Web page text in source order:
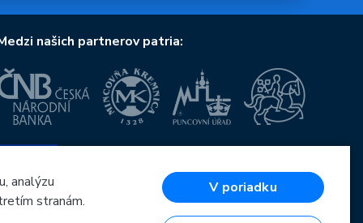
našich partnerov patria:
OP Podnikanie a inovácie pre konkurencieschopnosť
Európska únia
Európsky fond pre regionálny rozvoj
Investície do vašej budúcnosti
analýzu
stranám.
V poriadku